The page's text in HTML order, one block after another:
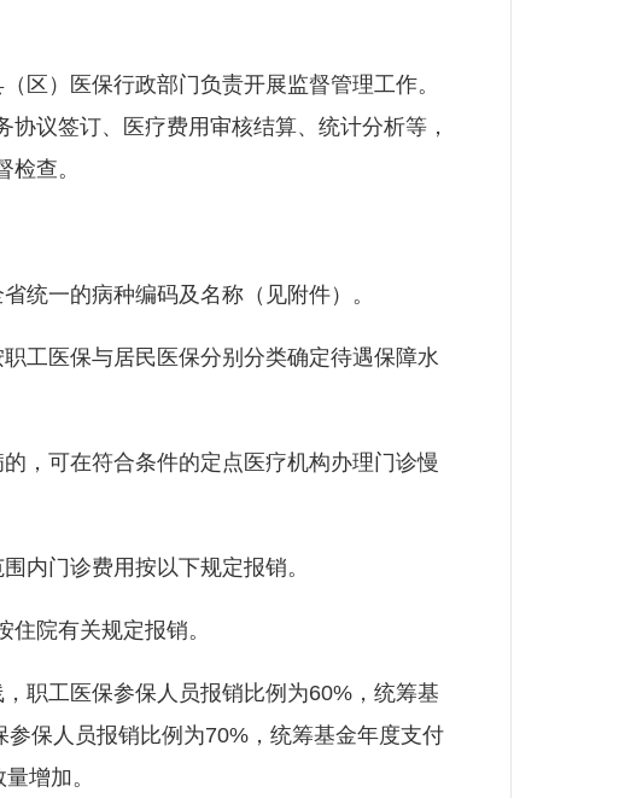
）医保行政部门负责开展监督管理工作。
议签订、医疗费用审核结算、统计分析等，
查。
一的病种编码及名称（见附件）。
医保与居民医保分别分类确定待遇保障水
可在符合条件的定点医疗机构办理门诊慢
门诊费用按以下规定报销。
院有关规定报销。
职工医保参保人员报销比例为60%，统筹基
参保人员报销比例为70%，统筹基金年度支付
增加。